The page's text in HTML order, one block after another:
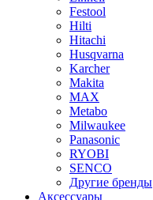
Festool
Hilti
Hitachi
Husqvarna
Karcher
Makita
MAX
Metabo
Milwaukee
Panasonic
RYOBI
SENCO
Другие бренды
Аксессуары